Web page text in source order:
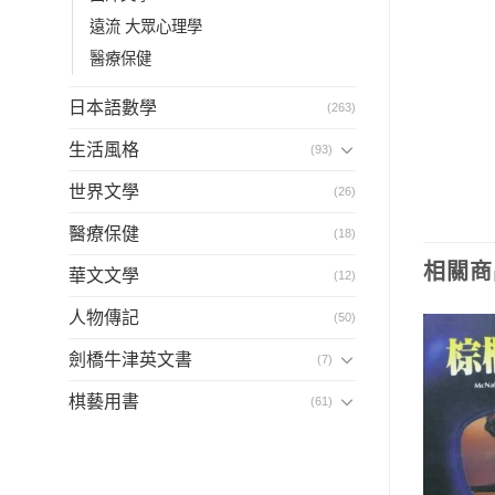
遠流 大眾心理學
醫療保健
日本語數學 (263)
生活風格 (93)
世界文學 (26)
醫療保健 (18)
華文文學 (12)
人物傳記 (50)
劍橋牛津英文書 (7)
棋藝用書 (61)
相關